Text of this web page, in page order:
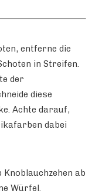
entferne die
in Streifen.
der
diese
Achte darauf,
dabei
Knoblauchzehen ab
Würfel.